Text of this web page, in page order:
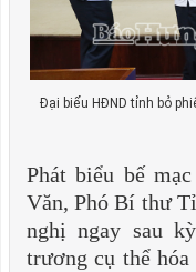
Đại biểu HĐND tỉnh bỏ
Phát biểu bế
Văn, Phó Bí thư
nghị ngay sau
trương cụ thể